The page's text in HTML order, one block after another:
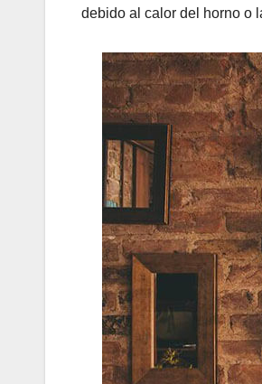
debido al calor del horno o